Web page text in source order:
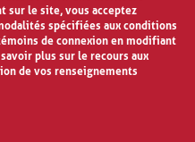
à occuper un poste
tout au long du stage,
du bon déroulement du
le plan organisationnel. Le
à son enseignant un rapport
de ses
du formateur de stage.
sur le site, vous acceptez
spécifiées aux conditions
de connexion en modifiant
plus sur le recours aux
de vos renseignements